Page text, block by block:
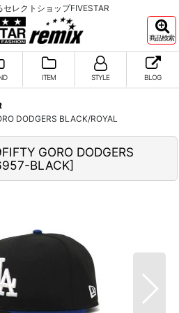
レクトショップFIVESTAR
商品検索
ITEM STYLE BLOG
DODGERS BLACK/ROYAL
GORO DODGERS
BLACK]